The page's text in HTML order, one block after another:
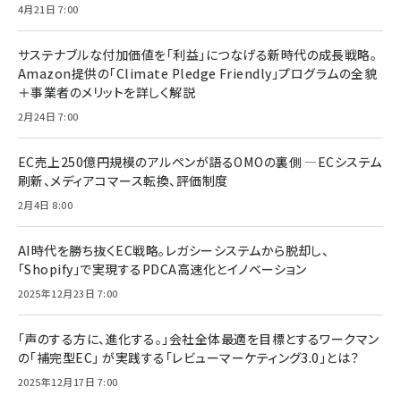
4月21日 7:00
サステナブルな付加価値を「利益」につなげる新時代の成長戦略。
Amazon提供の「Climate Pledge Friendly」プログラムの全貌
＋事業者のメリットを詳しく解説
2月24日 7:00
EC売上250億円規模のアルペンが語るOMOの裏側 ―ECシステム
刷新、メディアコマース転換、評価制度
2月4日 8:00
AI時代を勝ち抜くEC戦略。レガシーシステムから脱却し、
「Shopify」で実現するPDCA高速化とイノベーション
2025年12月23日 7:00
「声のする方に、進化する。」会社全体最適を目標とするワークマン
の「補完型EC」 が実践する「レビューマーケティング3.0」とは？
2025年12月17日 7:00